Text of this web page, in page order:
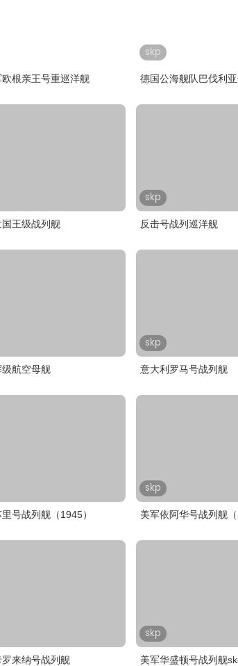
根亲王号重巡洋舰
skp
德国公海舰队巴伐利
王级战列舰
skp
反击号战列巡洋舰
航空母舰
skp
意大利罗马号战列舰
号战列舰（1945）
skp
美军依阿华号战列舰（
来纳号战列舰
skp
美军华盛顿号战列舰